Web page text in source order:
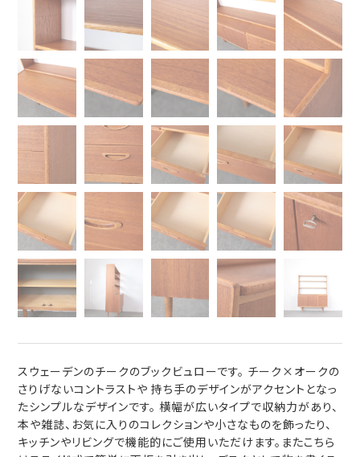
スウェーデンのチークのブックビュローです。 チーク×オークの
さりげないコントラストや 持ち手のデザインがアクセントとなっ
たシンプルなデザインです。 横幅が広いタイプで収納力があり、
本や雑誌、お気に入りのコレクションや小さなものを飾ったり、
キッチンやリビングで機能的にご使用いただけます。またこちら